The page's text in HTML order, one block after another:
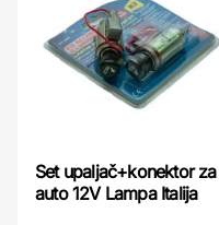
Set upaljač+konektor za
auto 12V Lampa Italija